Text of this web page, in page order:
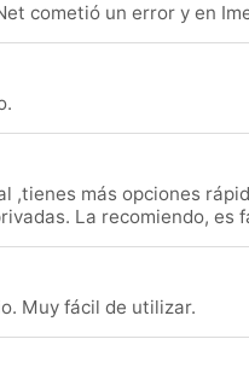
cometió un error y en
,tienes más opciones
La recomiendo, es
Muy fácil de utilizar.